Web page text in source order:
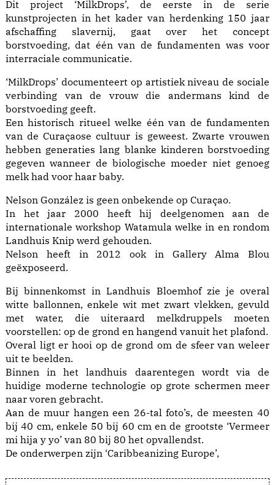
Dit project ‘MilkDrops’, de eerste in de serie
kunstprojecten in het kader van herdenking 150 jaar
afschaffing slavernij, gaat over het concept
borstvoeding, dat één van de fundamenten was voor
interraciale communicatie.
‘MilkDrops’ documenteert op artistiek niveau de sociale
verbinding van de vrouw die andermans kind de
borstvoeding geeft.
Een historisch ritueel welke één van de fundamenten
van de Curaçaose cultuur is geweest. Zwarte vrouwen
hebben generaties lang blanke kinderen borstvoeding
gegeven wanneer de biologische moeder niet genoeg
melk had voor haar baby.
Nelson González is geen onbekende op Curaçao.
In het jaar 2000 heeft hij deelgenomen aan de
internationale workshop Watamula welke in en rondom
Landhuis Knip werd gehouden.
Nelson heeft in 2012 ook in Gallery Alma Blou
geëxposeerd.
Bij binnenkomst in Landhuis Bloemhof zie je overal
witte ballonnen, enkele wit met zwart vlekken, gevuld
met water, die uiteraard melkdruppels moeten
voorstellen: op de grond en hangend vanuit het plafond.
Overal ligt er hooi op de grond om de sfeer van weleer
uit te beelden.
Binnen in het landhuis daarentegen wordt via de
huidige moderne technologie op grote schermen meer
naar voren gebracht.
Aan de muur hangen een 26-tal foto’s, de meesten 40
bij 40 cm, enkele 50 bij 60 cm en de grootste ‘Vermeer
mi hija y yo’ van 80 bij 80 het opvallendst.
De onderwerpen zijn ‘Caribbeanizing Europe’,